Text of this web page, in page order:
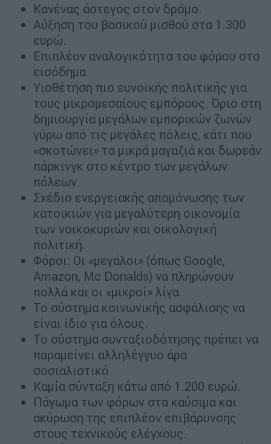
Κανένας άστεγος στον δρόμο.
Αύξηση του βασικού μισθού στα 1.300
ευρώ.
Επιπλέον αναλογικότητα του φόρου στο
εισόδημα.
Υιοθέτηση πιο ευνοϊκής πολιτικής για
τους μικρομεσαίους εμπόρους. Όριο στη
δημιουργία μεγάλων εμπορικών ζωνών
γύρω από τις μεγάλες πόλεις, κάτι που
«σκοτώνει» τα μικρά μαγαζιά και δωρεάν
πάρκινγκ στο κέντρο των μεγάλων
πόλεων.
Σχέδιο ενεργειακής απομόνωσης των
κατοικιών για μεγαλύτερη οικονομία
των νοικοκυριών και οικολογική
πολιτική.
Φόροι: Οι «μεγάλοι» (όπως Google,
Amazon, Μc Donalds) να πληρώνουν
πολλά και οι «μικροί» λίγα.
Το σύστημα κοινωνικής ασφάλισης να
είναι ίδιο για όλους.
Το σύστημα συνταξιοδότησης πρέπει να
παραμείνει αλληλέγγυο άρα
σοσιαλιστικό.
Καμία σύνταξη κάτω από 1.200 ευρώ.
Πάγωμα των φόρων στα καύσιμα και
ακύρωση της επιπλέον επιβάρυνσης
στους τεχνικούς ελέγχους.